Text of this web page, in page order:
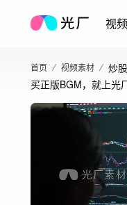
视频
首页 视频素材
炒
买正版BGM，就上光